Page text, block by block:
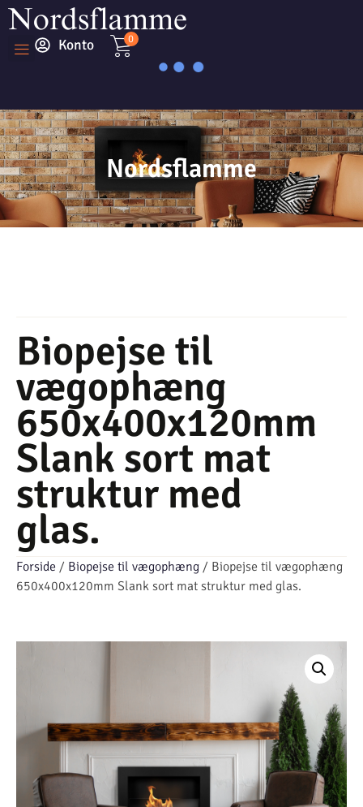
Konto 0
Nordsflamme
Biopejse til
vægophæng
650x400x120mm
Slank sort mat
struktur med
glas.
Forside / Biopejse til vægophæng / Biopejse til vægophæng
650x400x120mm Slank sort mat struktur med glas.